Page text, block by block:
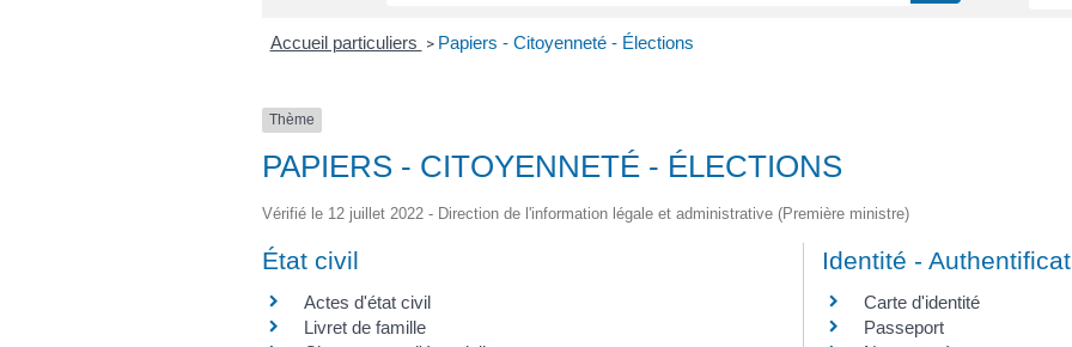
Accueil particuliers > Papiers - Citoyenneté - Élections
Thème
PAPIERS - CITOYENNETÉ - ÉLECTIONS
Vérifié le 12 juillet 2022 - Direction de l'information légale et administrative (Première ministre)
État civil
Actes d'état civil
Livret de famille
Identité -
Carte d'identité
Passeport